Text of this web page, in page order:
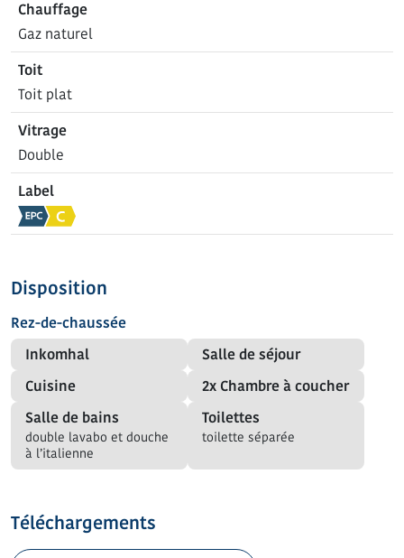
Chauffage
Gaz naturel
Toit
Toit plat
Vitrage
Double
Label
Disposition
Rez-de-chaussée
Inkomhal
Salle de séjour
Cuisine
2x Chambre à coucher
Salle de bains
double lavabo et douche
à l’italienne
Toilettes
toilette séparée
Téléchargements